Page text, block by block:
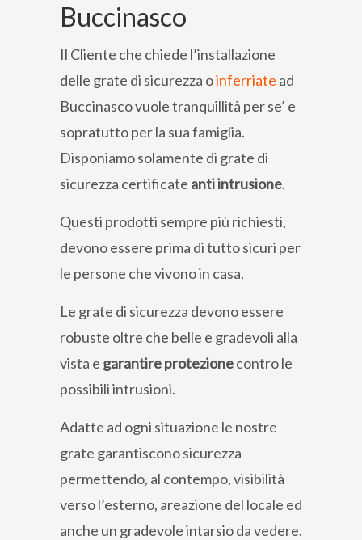
Buccinasco
Il Cliente che chiede l’installazione
delle grate di sicurezza oinferriate ad
Buccinasco vuole tranquillità per se’ e
sopratutto per la sua famiglia.
Disponiamo solamente di grate di
sicurezza certificate anti intrusione.
Questi prodotti sempre più richiesti,
devono essere prima di tutto sicuri per
le persone che vivono in casa.
Le grate di sicurezza devono essere
robuste oltre che belle e gradevoli alla
vista e garantire protezionecontro le
possibili intrusioni.
Adatte ad ogni situazione le nostre
grate garantiscono sicurezza
permettendo, al contempo, visibilità
verso l’esterno, areazione del locale ed
anche un gradevole intarsio da vedere.